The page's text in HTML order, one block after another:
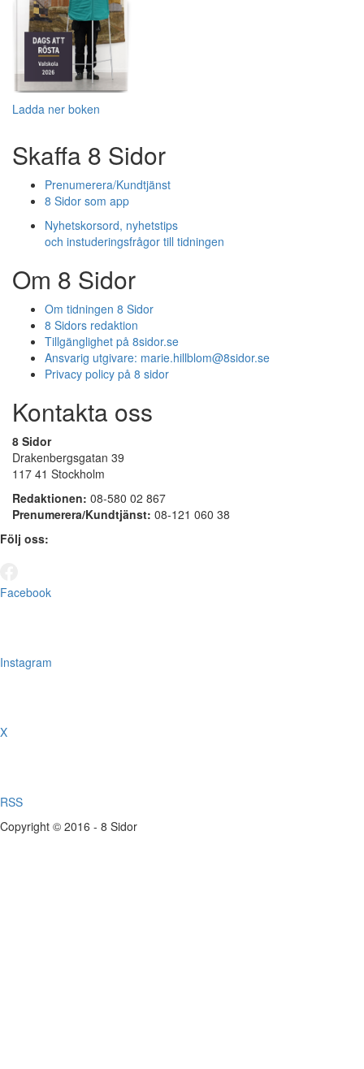
Ladda ner boken
Skaffa 8 Sidor
Prenumerera/Kundtjänst
8 Sidor som app
Nyhetskorsord, nyhetstips
och instuderingsfrågor till tidningen
Om 8 Sidor
Om tidningen 8 Sidor
8 Sidors redaktion
Tillgänglighet på 8sidor.se
Ansvarig utgivare: marie.hillblom@8sidor.se
Privacy policy på 8 sidor
Kontakta oss
8 Sidor
Drakenbergsgatan 39
117 41 Stockholm
Redaktionen: 08-580 02 867
Prenumerera/Kundtjänst: 08-121 060 38
Följ oss:
Facebook
Instagram
X
RSS
Copyright © 2016 - 8 Sidor